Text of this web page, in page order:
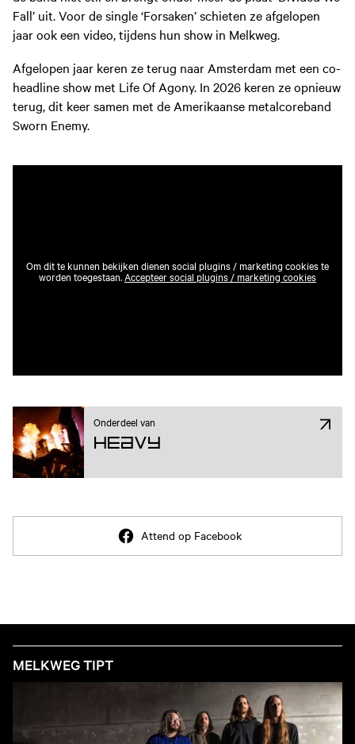
Fall’ uit. Voor de single ‘Forsaken’ schieten ze afgelopen
jaar ook een video, tijdens hun show in Melkweg.
Afgelopen jaar keren ze terug naar Amsterdam met een co-
headline show met Life Of Agony. In 2026 keren ze opnieuw
terug, dit keer samen met de Amerikaanse metalcoreband
Sworn Enemy.
Om dit te kunnen bekijken dienen social plugins / marketing cookies te
worden toegestaan. Accepteer social plugins / marketing cookies
Onderdeel van
Heavy
Attend op Facebook
MELKWEG TIPT